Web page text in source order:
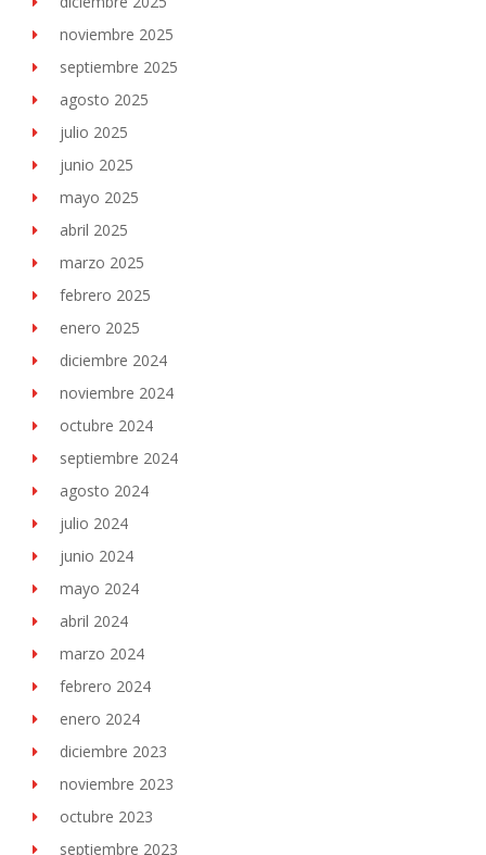
noviembre 2025
septiembre 2025
agosto 2025
julio 2025
junio 2025
mayo 2025
abril 2025
marzo 2025
febrero 2025
enero 2025
diciembre 2024
noviembre 2024
octubre 2024
septiembre 2024
agosto 2024
julio 2024
junio 2024
mayo 2024
abril 2024
marzo 2024
febrero 2024
enero 2024
diciembre 2023
noviembre 2023
octubre 2023
septiembre 2023